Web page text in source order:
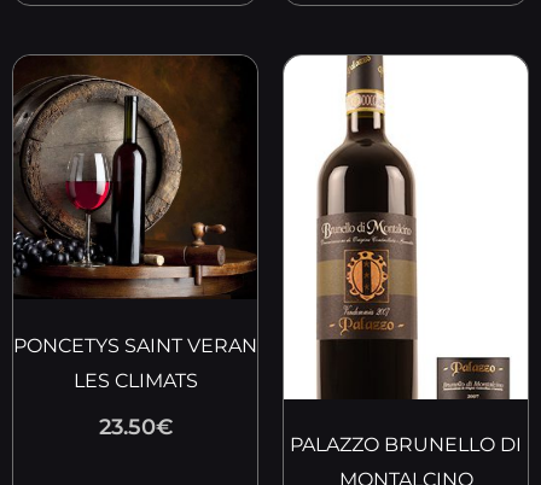
PONCETYS SAINT VERAN
LES CLIMATS
23.50€
PALAZZO BRUNELLO DI
MONTALCINO